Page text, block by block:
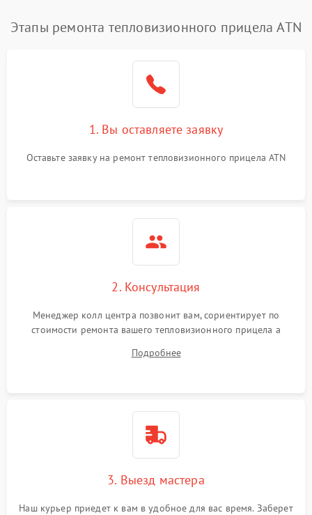
Этапы ремонта тепловизионного прицела ATN
1. Вы оставляете заявку
Оставьте заявку на ремонт тепловизионного прицела ATN
2. Консультация
Менеджер колл центра позвонит вам, сориентирует по
стоимости ремонта вашего тепловизионного прицела а
Подробнее
3. Выезд мастера
Наш курьер приедет к вам в удобное для вас время. Заберет